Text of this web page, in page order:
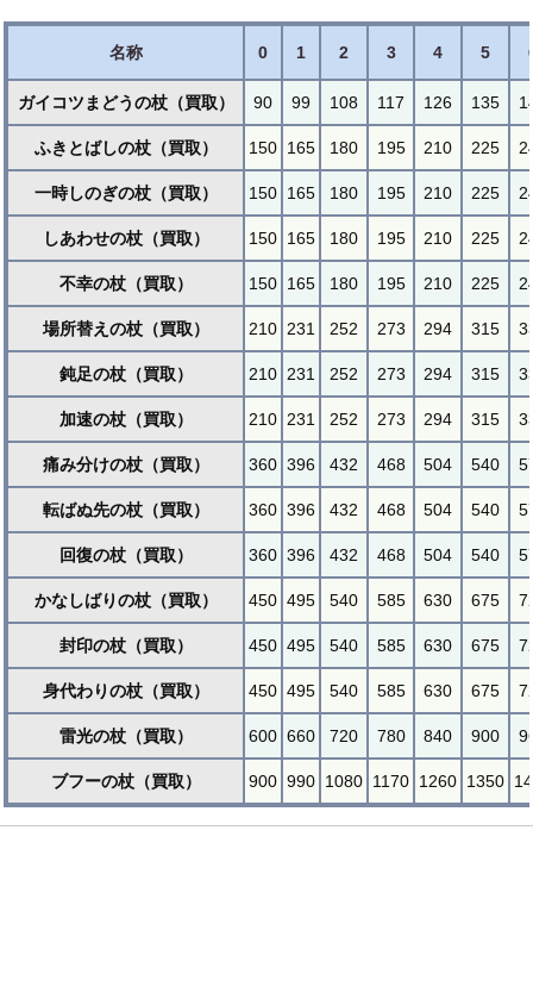
名称 0 1 2 3 4 5
ガイコツまどうの杖（買取） 90 99 108 117 126 135
ふきとばしの杖（買取） 150 165 180 195 210 225
一時しのぎの杖（買取） 150 165 180 195 210 225
しあわせの杖（買取） 150 165 180 195 210 225
不幸の杖（買取） 150 165 180 195 210 225
場所替えの杖（買取） 210 231 252 273 294 315
鈍足の杖（買取） 210 231 252 273 294 315
加速の杖（買取） 210 231 252 273 294 315
痛み分けの杖（買取） 360 396 432 468 504 540
転ばぬ先の杖（買取） 360 396 432 468 504 540
回復の杖（買取） 360 396 432 468 504 540
かなしばりの杖（買取） 450 495 540 585 630 675
封印の杖（買取） 450 495 540 585 630 675
身代わりの杖（買取） 450 495 540 585 630 675
雷光の杖（買取） 600 660 720 780 840 900
ブフーの杖（買取） 900 990 1080 1170 1260 1350